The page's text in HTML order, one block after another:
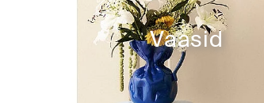
Vaasid